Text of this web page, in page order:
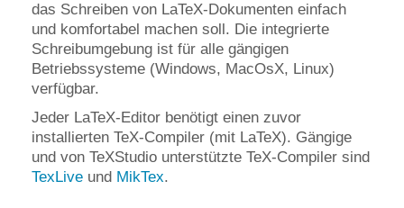
das Schreiben von LaTeX-Dokumenten einfach
und komfortabel machen soll. Die integrierte
Schreibumgebung ist für alle gängigen
Betriebssysteme (Windows, MacOsX, Linux)
verfügbar.
Jeder LaTeX-Editor benötigt einen zuvor
installierten TeX-Compiler (mit LaTeX). Gängige
und von TeXStudio unterstützte TeX-Compiler sind
TexLive und MikTex.